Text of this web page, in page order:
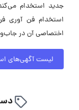
جدید استخدام
استخدام فن آوری
اختصاصی آن در
لیست آگهی‌های